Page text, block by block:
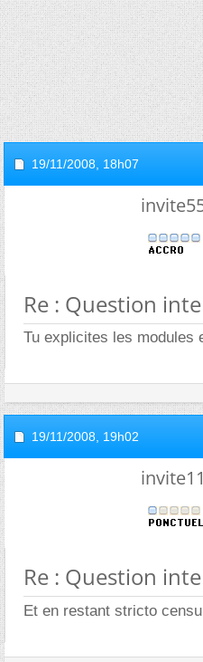
19/11/2008, 18h07
Re : Question
Tu explicites les modules
19/11/2008, 19h02
Re : Question
Et en restant stricto